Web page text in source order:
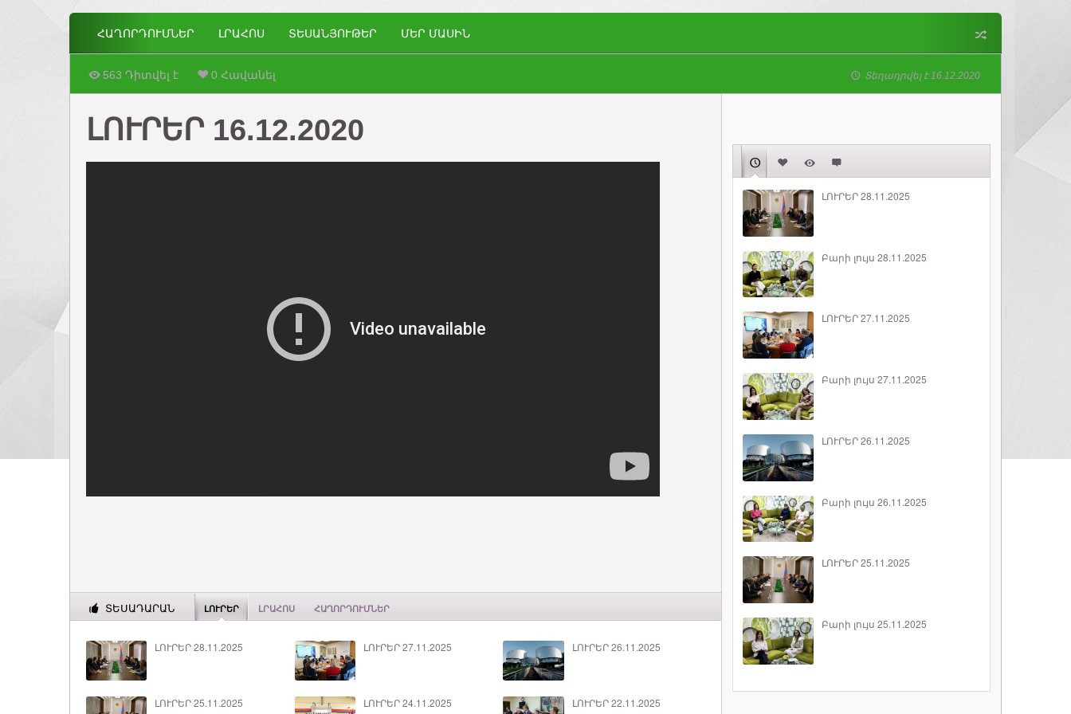
ՀԱՂՈՐԴՈՒՄՆԵՐ ԼՐԱՀՈՍ ՏԵՍԱՆՅՈՒԹԵՐ ՄԵՐ ՄԱՍԻՆ
563 Դիտվել է 0 Հավանել Տեղադրվել է 16.12.2020
ԼՈՒՐԵՐ 16.12.2020
ՏԵՍԱԴԱՐԱՆ ԼՈՒՐԵՐ ԼՐԱՀՈՍ ՀԱՂՈՐԴՈՒՄՆԵՐ
ԼՈՒՐԵՐ 28.11.2025 ԼՈՒՐԵՐ 27.11.2025 ԼՈՒՐԵՐ 26.11.2025
ԼՈՒՐԵՐ 25.11.2025 ԼՈՒՐԵՐ 24.11.2025 ԼՈՒՐԵՐ 22.11.2025
ԼՈՒՐԵՐ 28.11.2025
Բարի լույս 28.11.2025
ԼՈՒՐԵՐ 27.11.2025
Բարի լույս 27.11.2025
ԼՈՒՐԵՐ 26.11.2025
Բարի լույս 26.11.2025
ԼՈՒՐԵՐ 25.11.2025
Բարի լույս 25.11.2025